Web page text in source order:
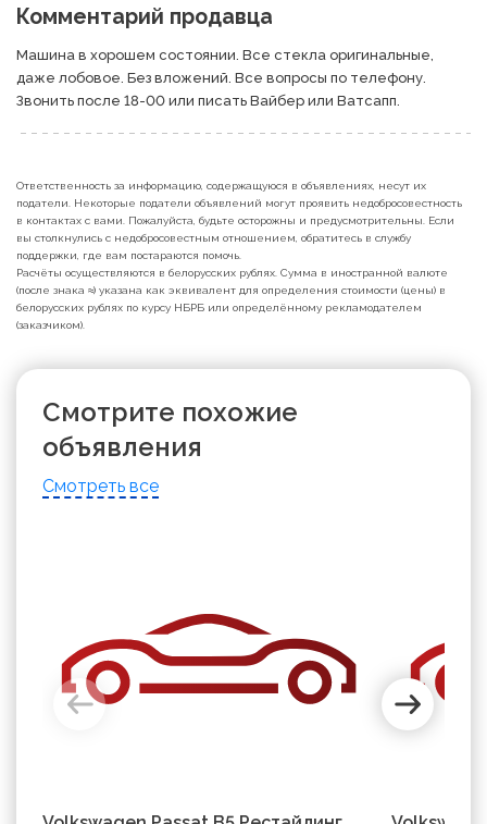
Комментарий продавца
Машина в хорошем состоянии. Все стекла оригинальные,
даже лобовое. Без вложений. Все вопросы по телефону.
Звонить после 18-00 или писать Вайбер или Ватсапп.
Ответственность за информацию, содержащуюся в объявлениях, несут их
податели. Некоторые податели объявлений могут проявить недобросовестность
в контактах с вами. Пожалуйста, будьте осторожны и предусмотрительны. Если
вы столкнулись с недобросовестным отношением, обратитесь в службу
поддержки, где вам постараются помочь.
Расчёты осуществляются в белорусских рублях. Сумма в иностранной валюте
(после знака ≈) указана как эквивалент для определения стоимости (цены) в
белорусских рублях по курсу НБРБ или определённому рекламодателем
(заказчиком).
Смотрите похожие
объявления
Смотреть все